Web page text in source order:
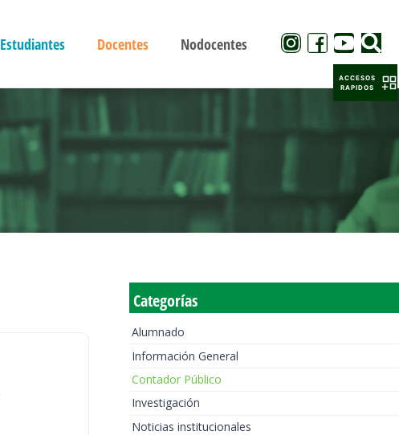
Estudiantes Docentes Nodocentes
Categorías
Alumnado
Información General
Contador Público
Investigación
Noticias institucionales
ACCESOS
RAPIDOS